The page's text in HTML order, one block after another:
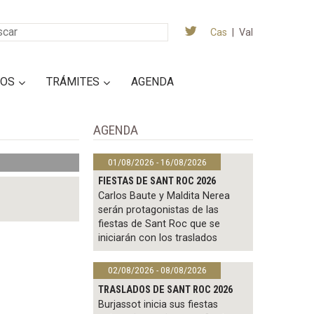
Cas Val
TRÁMITES AGENDA
AGENDA
01/08/2026 - 16/08/2026
FIESTAS DE SANT ROC 2026
Carlos Baute y Maldita Nerea
serán protagonistas de las
fiestas de Sant Roc que se
iniciarán con los traslados
02/08/2026 - 08/08/2026
TRASLADOS DE SANT ROC 2026
Burjassot inicia sus fiestas